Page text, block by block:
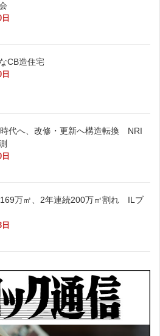
会
CB造住宅
代へ、改修・更新へ構造転換 NRI
測
万㎡、2年連続200万㎡割れ ILブ